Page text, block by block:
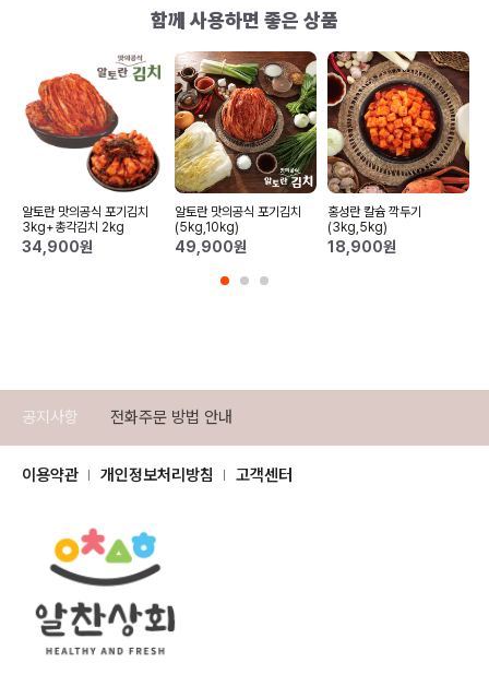
함께 사용하면 좋은 상품
알토란 맛의공식 포기김치
3kg+총각김치 2kg
34,900원
알토란 맛의공식 포기김치
(5kg,10kg)
49,900원
홍성란 칼슘 깍두기
(3kg,5kg)
18,900원
공지사항 전화주문 방법 안내
이용약관 개인정보처리방침 고객센터